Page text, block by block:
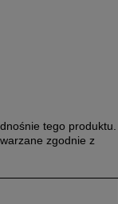
tego produktu.
zgodnie z